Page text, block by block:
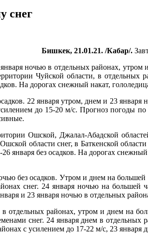
снег
Бишкек, 21.01.21. /Кабар/.
ночью в отдельных районах,
Чуйской области, в отдельных
На дорогах снежный накат,
22 января утром, днем и 23 января
до 15-20 м/с. Прогноз погоды
Ошской, Джалал-Абадской
области снег, в Баткенской
26 января без осадков. На дорогах
без осадков. Утром и днем на
снег. 24 января ночью на большей
и 23 января ночью в отдельных
отдельных районах, утром и днем на
снег. 24 января днем в отдельных
с усилением до 17-22 м/с, 23